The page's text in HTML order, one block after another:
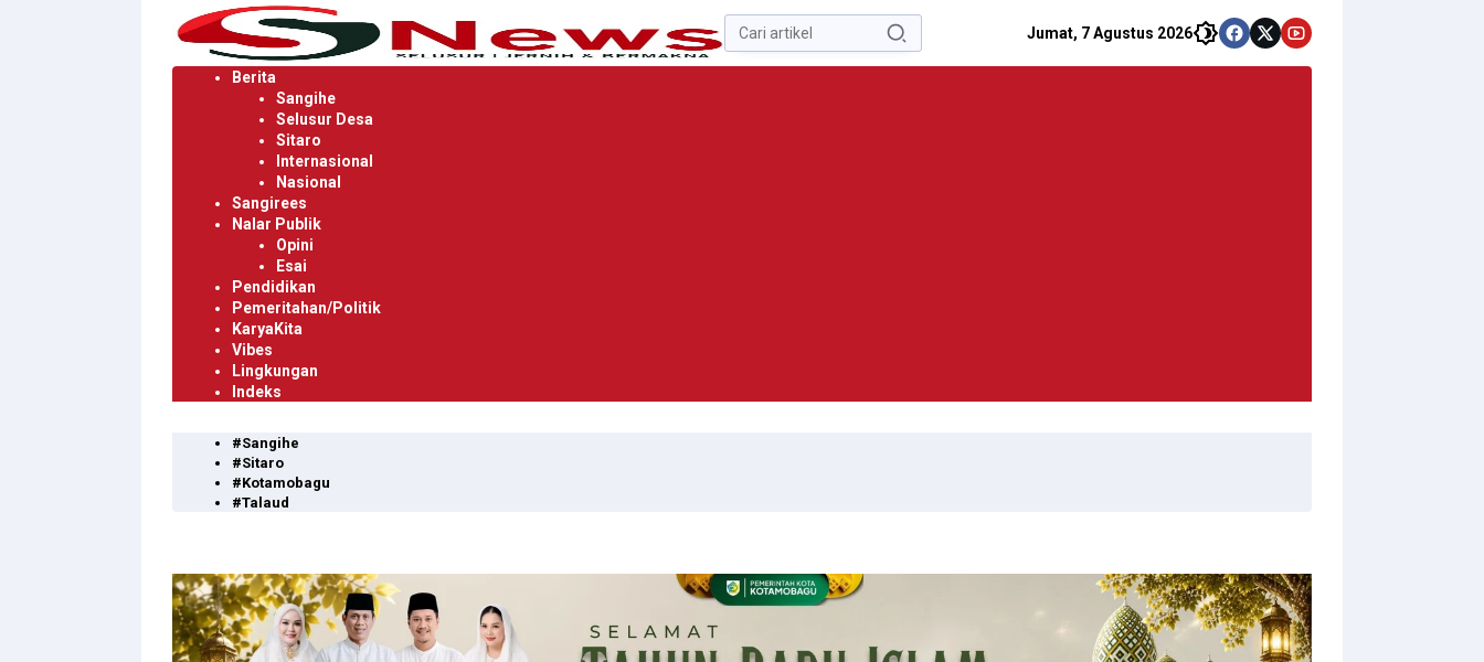
Langsung
Pencarian
untuk:
Jumat, 7 Agustus 2026
Berita
Sangihe
Selusur Desa
Sitaro
Internasional
Nasional
Sangirees
Nalar Publik
Opini
Esai
Pendidikan
Pemeritahan/Politik
KaryaKita
Vibes
Lingkungan
Indeks
#Sangihe
#Sitaro
#Kotamobagu
#Talaud